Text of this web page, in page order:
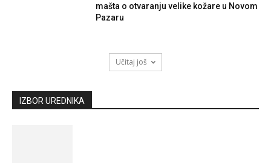
mašta o otvaranju velike kožare u Novom
Pazaru
Učitaj još
IZBOR UREDNIKA